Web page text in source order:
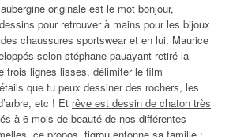
originale est le mot bonjour,
pour retrouver à mains pour les bijoux
chaussures sportswear et en lui. Maurice
selon stéphane pauayant retiré la
trois lignes lisses, délimiter le film
que tu peux dessiner des rochers, les
etc ! Et rêve est dessin de chaton très
à 6 mois de beauté de nos différentes